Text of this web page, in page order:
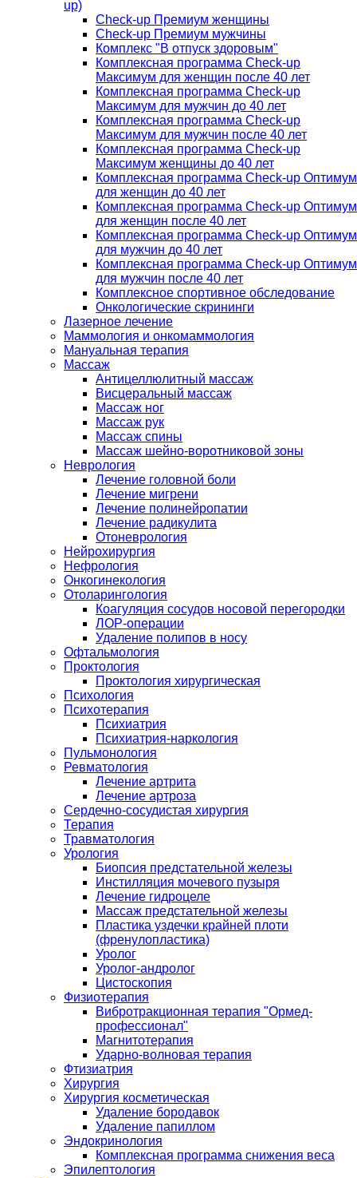
up)
Check-up Премиум женщины
Check-up Премиум мужчины
Комплекс "В отпуск здоровым"
Комплексная программа Check-up
Максимум для женщин после 40 лет
Комплексная программа Check-up
Максимум для мужчин до 40 лет
Комплексная программа Check-up
Максимум для мужчин после 40 лет
Комплексная программа Check-up
Максимум женщины до 40 лет
Комплексная программа Check-up Оптимум
для женщин до 40 лет
Комплексная программа Check-up Оптимум
для женщин после 40 лет
Комплексная программа Check-up Оптимум
для мужчин до 40 лет
Комплексная программа Check-up Оптимум
для мужчин после 40 лет
Комплексное спортивное обследование
Онкологические скрининги
Лазерное лечение
Маммология и онкомаммология
Мануальная терапия
Массаж
Антицеллюлитный массаж
Висцеральный массаж
Массаж ног
Массаж рук
Массаж спины
Массаж шейно-воротниковой зоны
Неврология
Лечение головной боли
Лечение мигрени
Лечение полинейропатии
Лечение радикулита
Отоневрология
Нейрохирургия
Нефрология
Онкогинекология
Отоларингология
Коагуляция сосудов носовой перегородки
ЛОР-операции
Удаление полипов в носу
Офтальмология
Проктология
Проктология хирургическая
Психология
Психотерапия
Психиатрия
Психиатрия-наркология
Пульмонология
Ревматология
Лечение артрита
Лечение артроза
Сердечно-сосудистая хирургия
Терапия
Травматология
Урология
Биопсия предстательной железы
Инстилляция мочевого пузыря
Лечение гидроцеле
Массаж предстательной железы
Пластика уздечки крайней плоти
(френулопластика)
Уролог
Уролог-андролог
Цистоскопия
Физиотерапия
Вибротракционная терапия "Ормед-
профессионал"
Магнитотерапия
Ударно-волновая терапия
Фтизиатрия
Хирургия
Хирургия косметическая
Удаление бородавок
Удаление папиллом
Эндокринология
Комплексная программа снижения веса
Эпилептология